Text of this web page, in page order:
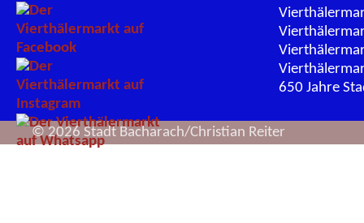
650 Jahre
© 2026 Stadt Bacharach/Christian Reiter